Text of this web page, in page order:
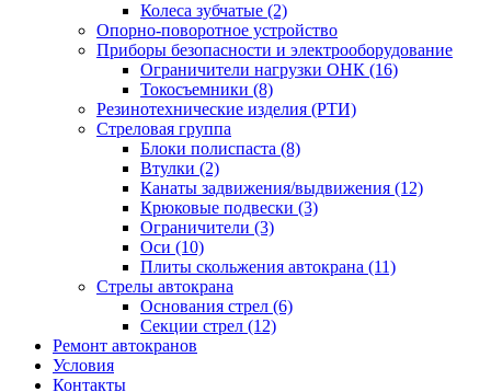
Колеса зубчатые (2)
Опорно-поворотное устройство
Приборы безопасности и электрооборудование
Ограничители нагрузки ОНК (16)
Токосъемники (8)
Резинотехнические изделия (РТИ)
Стреловая группа
Блоки полиспаста (8)
Втулки (2)
Канаты задвижения/выдвижения (12)
Крюковые подвески (3)
Ограничители (3)
Оси (10)
Плиты скольжения автокрана (11)
Стрелы автокрана
Основания стрел (6)
Секции стрел (12)
Ремонт автокранов
Условия
Контакты